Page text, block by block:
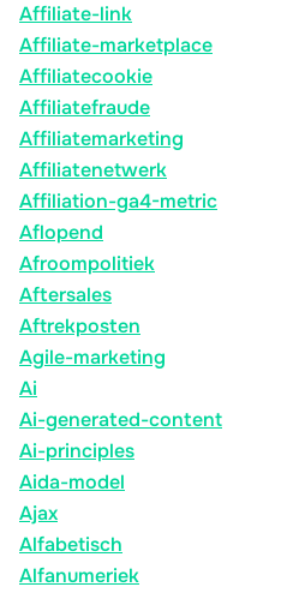
Affiliate-link
Affiliate-marketplace
Affiliatecookie
Affiliatefraude
Affiliatemarketing
Affiliatenetwerk
Affiliation-ga4-metric
Aflopend
Afroompolitiek
Aftersales
Aftrekposten
Agile-marketing
Ai
Ai-generated-content
Ai-principles
Aida-model
Ajax
Alfabetisch
Alfanumeriek